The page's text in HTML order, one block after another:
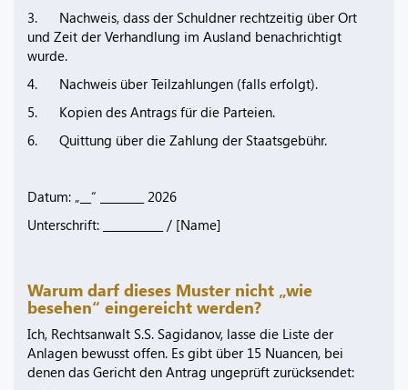
3. Nachweis, dass der Schuldner rechtzeitig über Ort
und Zeit der Verhandlung im Ausland benachrichtigt
wurde.
4. Nachweis über Teilzahlungen (falls erfolgt).
5. Kopien des Antrags für die Parteien.
6. Quittung über die Zahlung der Staatsgebühr.
Datum: „__“ ________ 2026
Unterschrift: ___________ / [Name]
Warum darf dieses Muster nicht „wie
besehen“ eingereicht werden?
Ich, Rechtsanwalt S.S. Sagidanov, lasse die Liste der
Anlagen bewusst offen. Es gibt über 15 Nuancen, bei
denen das Gericht den Antrag ungeprüft zurücksendet: